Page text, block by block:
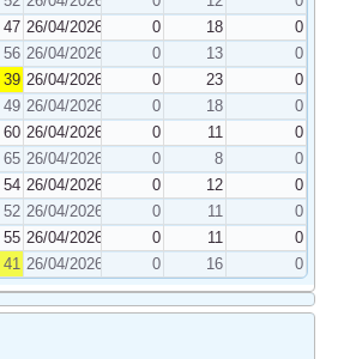
47 26/04/2026 0 18
0
56 26/04/2026 0 13
0
39 26/04/2026 0 23
0
49 26/04/2026 0 18
0
60 26/04/2026 0 11
0
65 26/04/2026 0 8
0
54 26/04/2026 0 12
0
52 26/04/2026 0 11
0
55 26/04/2026 0 11
0
41 26/04/2026 0 16 0